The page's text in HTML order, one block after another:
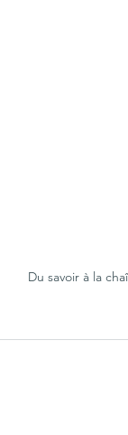
Du savoir à la